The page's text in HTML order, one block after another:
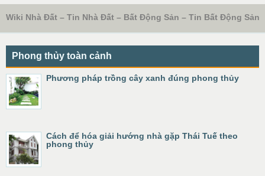
Wiki Nhà Đất – Tin Nhà Đất – Bất Động Sản – Tin Bất Động Sản
Phong thủy toàn cảnh
Phương pháp trồng cây xanh đúng phong thủy
Cách để hóa giải hướng nhà gặp Thái Tuế theo
phong thủy